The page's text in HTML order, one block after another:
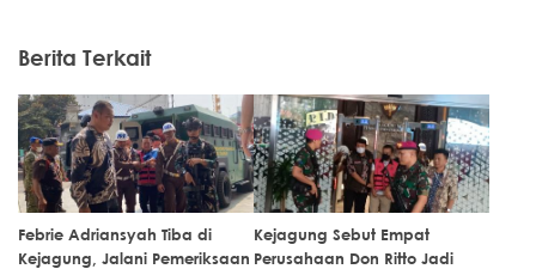
Berita Terkait
Febrie Adriansyah Tiba di
Kejagung, Jalani Pemeriksaan
Kejagung Sebut Empat
Perusahaan Don Ritto Jadi